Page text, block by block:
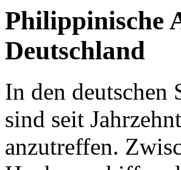
Philippinische
Deutschland
In den deutschen
sind seit
anzutreffen.